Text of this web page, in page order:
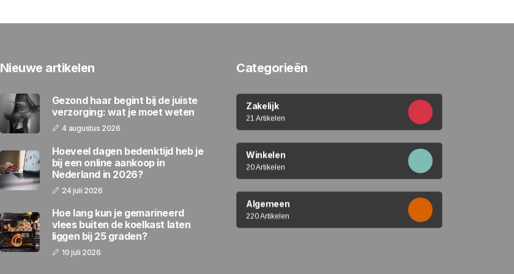
Nieuwe artikelen
Gezond haar begint bij de juiste
verzorging: wat je moet weten
4 augustus 2026
Hoeveel dagen bedenktijd heb je
bij een online aankoop in
Nederland in 2026?
24 juli 2026
Hoe lang kun je gemarineerd
vlees buiten de koelkast laten
liggen bij 25 graden?
10 juli 2026
Categorieën
Zakelijk
21 Artikelen
Winkelen
20 Artikelen
Algemeen
220 Artikelen